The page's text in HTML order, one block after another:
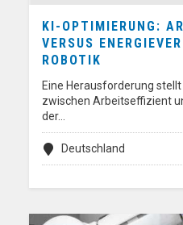
KI-OPTIMIERUNG:
VERSUS
ROBOTIK
Eine Herausforderung
zwischen Arbeitseffizient
der…
Deutschland